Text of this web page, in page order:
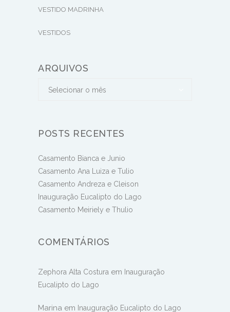
VESTIDO MADRINHA
VESTIDOS
ARQUIVOS
Selecionar o mês
POSTS RECENTES
Casamento Bianca e Junio
Casamento Ana Luiza e Tulio
Casamento Andreza e Cleison
Inauguração Eucalipto do Lago
Casamento Meiriely e Thulio
COMENTÁRIOS
Zephora Alta Costura em Inauguração
Eucalipto do Lago
Marina em Inauguração Eucalipto do Lago